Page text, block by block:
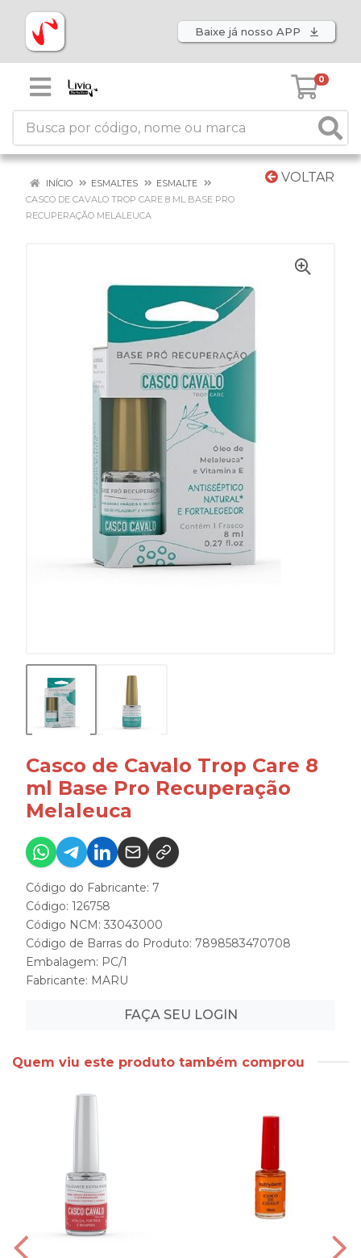
Baixe já nosso APP
0
VOLTAR
INÍCIO ESMALTES
ESMALTE
CASCO DE CAVALO TROP CARE 8 ML BASE PRO
RECUPERAÇÃO MELALEUCA
Casco de Cavalo Trop Care 8
ml Base Pro Recuperação
Melaleuca
Código do Fabricante: 7
Código: 126758
Código NCM: 33043000
Código de Barras do Produto: 7898583470708
Embalagem: PC/1
Fabricante: MARU
FAÇA SEU LOGIN
Quem viu este produto também comprou